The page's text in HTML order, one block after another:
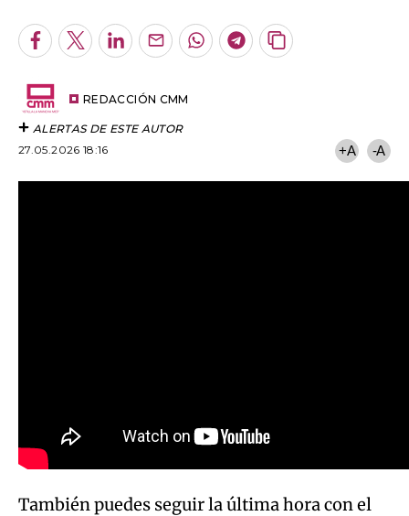
Facebook
TwitterLinkedInEnviarWhatsapp
Telegram
Copiar
REDACCIÓN CMM
ALERTAS DE ESTE AUTOR
27.05.2026 18:16
+A -A
También puedes seguir la última hora con el